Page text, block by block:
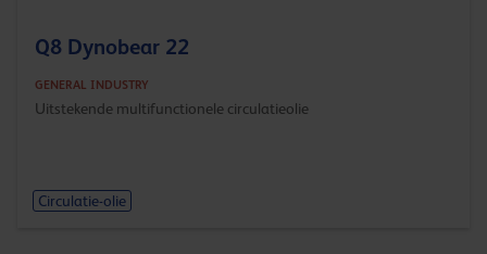
Q8 Dynobear 22
GENERAL INDUSTRY
Uitstekende multifunctionele circulatieolie
Circulatie-olie